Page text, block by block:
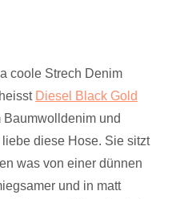
coole Strech Denim
Diesel Black Gold
Baumwolldenim und
diese Hose. Sie sitzt
was von einer dünnen
und in matt